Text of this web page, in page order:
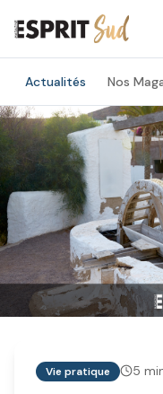
Actualités Nos
Vie pratique 5